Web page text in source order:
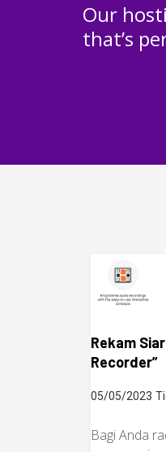
Our
that’s
Rekam
Recorder”
05/05/2023
Bagi Anda